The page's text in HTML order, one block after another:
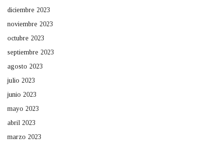
diciembre 2023
noviembre 2023
octubre 2023
septiembre 2023
agosto 2023
julio 2023
junio 2023
mayo 2023
abril 2023
marzo 2023